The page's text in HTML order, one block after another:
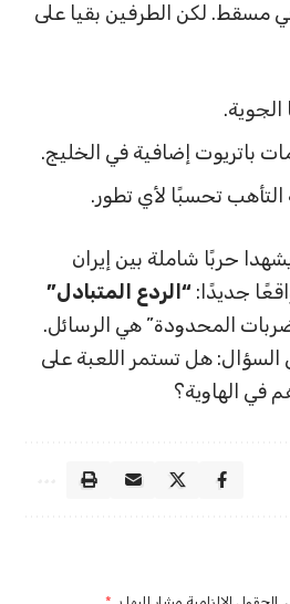
مسقط. لكن الطرفين بقيا على
الجوية.
باتريوت إضافية في الخليج.
تحسبًا لأي تطور.
و2024 لم يشهدا حربًا شاملة بين إيران
جديدًا: “الردع المتبادل”
المحدودة” هي الرسائل.
2025، يبقى السؤال: هل تستمر اللعبة على
في الهاوية؟